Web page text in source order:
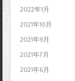
2022年1月
2021年10月
2021年9月
2021年7月
2021年6月